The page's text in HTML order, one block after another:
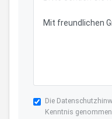
Die
Kenntnis